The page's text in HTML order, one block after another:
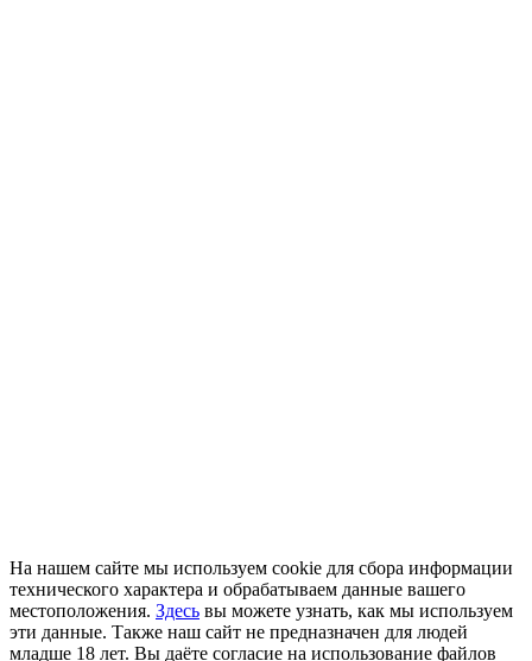
На нашем сайте мы используем cookie для сбора информации
технического характера и обрабатываем данные вашего
местоположения. Здесь вы можете узнать, как мы используем
эти данные. Также наш сайт не предназначен для людей
младше 18 лет. Вы даёте согласие на использование файлов